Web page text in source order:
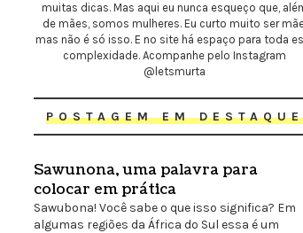
muitas dicas. Mas aqui eu nunca esqueço que,
de mães, somos mulheres. Eu curto muito ser
mas não é só isso. E no site há espaço para toda
complexidade. Acompanhe pelo Instagram
@letsmurta
POSTAGEM EM DESTAQUE
Sawunona, uma palavra para
colocar em prática
Sawubona! Você sabe o que isso significa? Em
algumas regiões da África do Sul essa é um